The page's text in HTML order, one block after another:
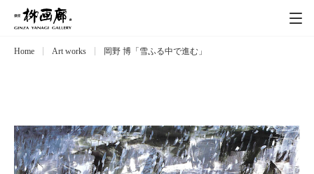
Exhibitions
Artists 作家
Home Art works 岡野 博「雪ふる中で進む」